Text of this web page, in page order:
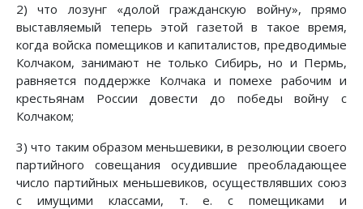
2) что лозунг «долой гражданскую войну», прямо
выставляемый теперь этой газетой в такое время,
когда войска помещиков и капиталистов, предводимые
Колчаком, занимают не только Сибирь, но и Пермь,
равняется поддержке Колчака и помехе рабочим и
крестьянам России довести до победы войну с
Колчаком;
3) что таким образом меньшевики, в резолюции своего
партийного совещания осудившие преобладающее
число партийных меньшевиков, осуществлявших союз
с имущими классами, т. е. с помещиками и